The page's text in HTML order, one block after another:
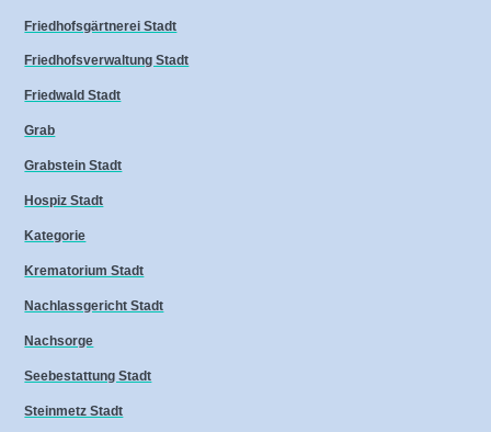
Friedhofsgärtnerei Stadt
Friedhofsverwaltung Stadt
Friedwald Stadt
Grab
Grabstein Stadt
Hospiz Stadt
Kategorie
Krematorium Stadt
Nachlassgericht Stadt
Nachsorge
Seebestattung Stadt
Steinmetz Stadt